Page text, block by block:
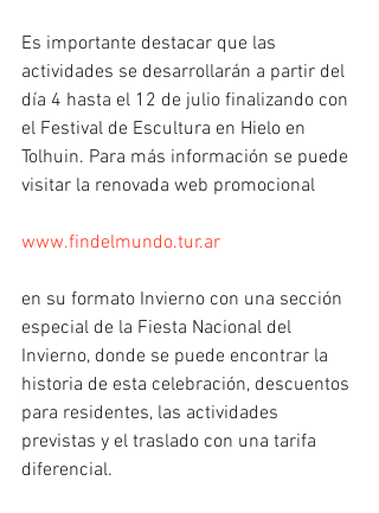
Es importante destacar que las
actividades se desarrollarán a partir del
día 4 hasta el 12 de julio finalizando con
el Festival de Escultura en Hielo en
Tolhuin. Para más información se puede
visitar la renovada web promocional
www.findelmundo.tur.ar
en su formato Invierno con una sección
especial de la Fiesta Nacional del
Invierno, donde se puede encontrar la
historia de esta celebración, descuentos
para residentes, las actividades
previstas y el traslado con una tarifa
diferencial.